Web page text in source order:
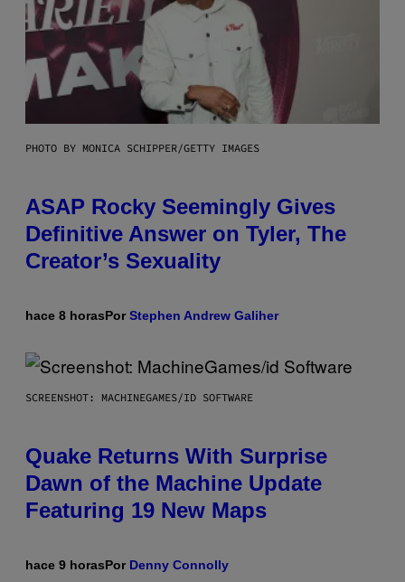
PHOTO BY MONICA SCHIPPER/GETTY IMAGES
ASAP Rocky Seemingly Gives
Definitive Answer on Tyler, The
Creator’s Sexuality
hace 8 horasPorStephen Andrew Galiher
SCREENSHOT: MACHINEGAMES/ID SOFTWARE
Quake Returns With Surprise
Dawn of the Machine Update
Featuring 19 New Maps
hace 9 horasPor Denny Connolly